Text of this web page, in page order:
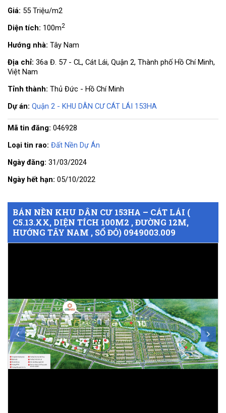
BÁN NỀN KHU DÂN CƯ 153HA – CÁT LÁI (
C5.13.XX, DIỆN TÍCH 100M2 , ĐƯỜNG 12M,
HƯỚNG TÂY NAM , SỔ ĐỎ) 0949003.009
Giá: 55 Triệu/m2
Diện tích: 100m2
Hướng nhà: Tây Nam
Địa chỉ: 36a Đ. 57 - CL, Cát Lái, Quận 2, Thành phố Hồ Chí Minh,
Việt Nam
Tỉnh thành: Thủ Đức - Hồ Chí Minh
Dự án: Quận 2 - KHU DÂN CƯ CÁT LÁI 153HA
Mã tin đăng: 046928
Loại tin rao: Đất Nền Dự Án
Ngày đăng: 31/03/2024
Ngày hết hạn: 05/10/2022